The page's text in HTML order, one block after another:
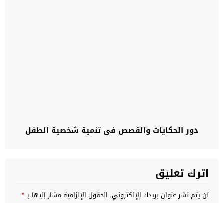
دور الحكايات والقصص في تنمية شخصية الطفل
اترك تعليق
لن يتم نشر عنوان بريدك الإلكتروني. الحقول الإلزامية مشار إليها بـ*